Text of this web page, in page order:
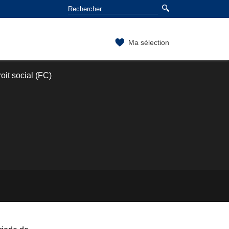
Ma sélection
social (FC)